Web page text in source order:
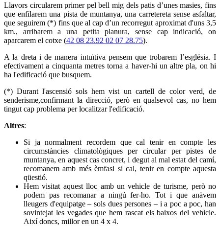
Llavors circularem primer pel bell mig dels patis d’unes masies, fins
que enfilarem una pista de muntanya, una carretereta sense asfaltar,
que seguirem (*) fins que al cap d’un recorregut aproximat d'uns 3,5
km., arribarem a una petita planura, sense cap indicació, on
aparcarem el cotxe (42 08 23.92 02 07 28.75).
A la dreta i de manera intuïtiva pensem que trobarem l’església. I
efectivament a cinquanta metres torna a haver-hi un altre pla, on hi
ha l'edificació que busquem.
(*) Durant l'ascensió sols hem vist un cartell de color verd, de
senderisme,confirmant la direcció, però en qualsevol cas, no hem
tingut cap problema per localitzar l'edificació.
Altres:
Si ja normalment recordem que cal tenir en compte les
circumstàncies climatològiques per circular per pistes de
muntanya, en aquest cas concret, i degut al mal estat del camí,
recomanem amb més èmfasi si cal, tenir en compte aquesta
qüestió.
Hem visitat aquest lloc amb un vehicle de turisme, però no
podem pas recomanar a ningú fer-ho. Tot i que anàvem
lleugers d'equipatge – sols dues persones – i a poc a poc, han
sovintejat les vegades que hem rascat els baixos del vehicle.
Així doncs, millor en un 4 x 4.